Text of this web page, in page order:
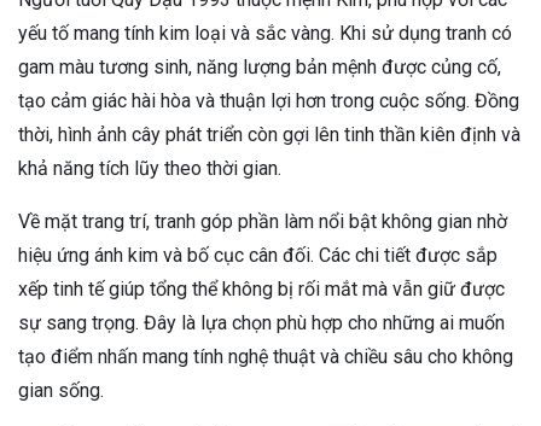
yếu tố mang tính kim loại và sắc vàng. Khi sử dụng tranh có
gam màu tương sinh, năng lượng bản mệnh được củng cố,
tạo cảm giác hài hòa và thuận lợi hơn trong cuộc sống. Đồng
thời, hình ảnh cây phát triển còn gợi lên tinh thần kiên định và
khả năng tích lũy theo thời gian.
Về mặt trang trí, tranh góp phần làm nổi bật không gian nhờ
hiệu ứng ánh kim và bố cục cân đối. Các chi tiết được sắp
xếp tinh tế giúp tổng thể không bị rối mắt mà vẫn giữ được
sự sang trọng. Đây là lựa chọn phù hợp cho những ai muốn
tạo điểm nhấn mang tính nghệ thuật và chiều sâu cho không
gian sống.